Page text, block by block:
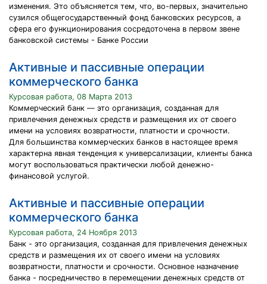
изменения. Это объясняется тем, что, во-первых, значительно
сузился общегосударственный фонд банковских ресурсов, а
сфера его функционирования сосредоточена в первом звене
банковской системы - Банке России
Активные и пассивные операции
коммерческого банка
Курсовая работа, 08 Марта 2013
Коммерческий банк — это организация, созданная для
привлечения денежных средств и размещения их от своего
имени на условиях возвратности, платности и срочности.
Для большинства коммерческих банков в настоящее время
характерна явная тенденция к универсализации, клиенты банка
могут воспользоваться практически любой денежно-
финансовой услугой.
Активные и пассивные операции
коммерческого банка
Курсовая работа, 24 Ноября 2013
Банк - это организация, созданная для привлечения денежных
средств и размещения их от своего имени на условиях
возвратности, платности и срочности. Основное назначение
банка - посредничество в перемещении денежных средств от